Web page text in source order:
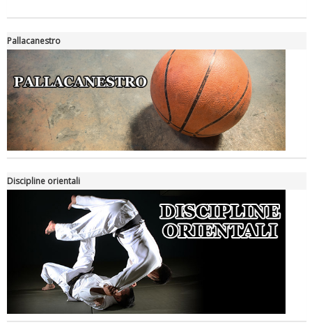
Luglio 2026: "Pensando con i piedi, si possono fare le
rivoluzioni"
Pallacanestro
Discipline orientali